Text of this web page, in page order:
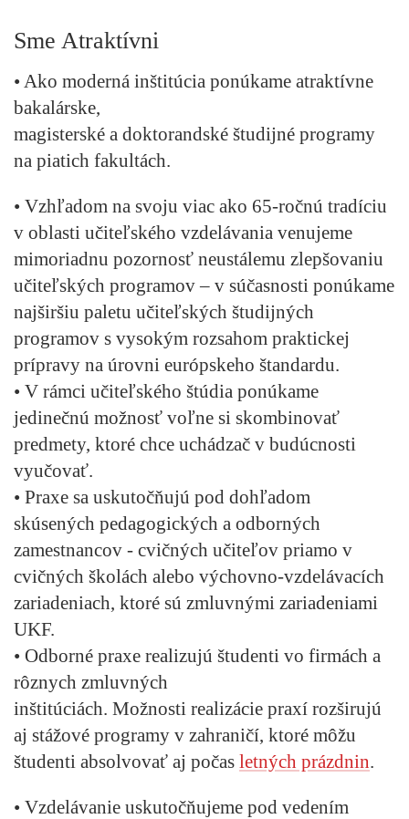
Sme Atraktívni
• Ako moderná inštitúcia ponúkame atraktívne
bakalárske,
magisterské a doktorandské študijné programy
na piatich fakultách.
• Vzhľadom na svoju viac ako 65-ročnú tradíciu
v oblasti učiteľského vzdelávania venujeme
mimoriadnu pozornosť neustálemu zlepšovaniu
učiteľských programov – v súčasnosti ponúkame
najširšiu paletu učiteľských študijných
programov s vysokým rozsahom praktickej
prípravy na úrovni európskeho štandardu.
• V rámci učiteľského štúdia ponúkame
jedinečnú možnosť voľne si skombinovať
predmety, ktoré chce uchádzač v budúcnosti
vyučovať.
• Praxe sa uskutočňujú pod dohľadom
skúsených pedagogických a odborných
zamestnancov - cvičných učiteľov priamo v
cvičných školách alebo výchovno-vzdelávacích
zariadeniach, ktoré sú zmluvnými zariadeniami
UKF.
• Odborné praxe realizujú študenti vo firmách a
rôznych zmluvných
inštitúciách. Možnosti realizácie praxí rozširujú
aj stážové programy v zahraničí, ktoré môžu
študenti absolvovať aj počas letných prázdnin.
• Vzdelávanie uskutočňujeme pod vedením